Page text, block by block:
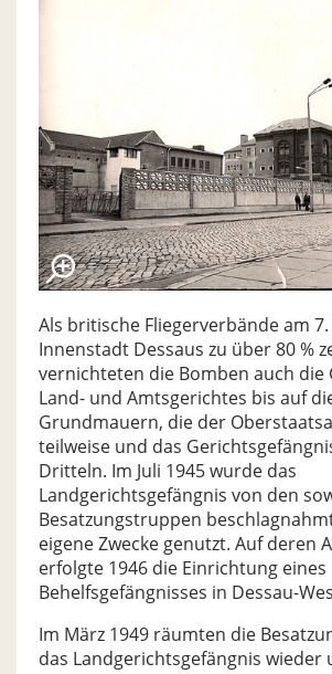
Als britische Fliegerverbände am
Innenstadt Dessaus zu über 80 %
vernichteten die Bomben auch die
Land- und Amtsgerichtes bis auf
Grundmauern, die der
teilweise und das
Dritteln. Im Juli 1945 wurde das
Landgerichtsgefängnis von den
Besatzungstruppen
eigene Zwecke genutzt. Auf deren
erfolgte 1946 die Einrichtung eines
Behelfsgefängnisses in Dessau-
Im März 1949 räumten die
das Landgerichtsgefängnis wieder